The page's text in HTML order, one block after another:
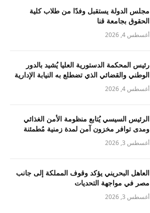
مجلس الدولة يستقبل وفدًا من طلاب كلية
الحقوق بجامعة قنا
أغسطس 4, 2026
رئيس المحكمة الدستورية العليا يُشيد بالدور
الوطني والقضائي الذي تضطلع به النيابة الإدارية
أغسطس 4, 2026
الرئيس السيسي يُتابع منظومة الأمن الغذائي
ومدى توافر مخزون آمن لمدة زمنية مُطمئنة
أغسطس 3, 2026
العاهل البحريني يؤكد وقوف المملكة إلى جانب
مصر في مواجهة التحديات
أغسطس 3, 2026